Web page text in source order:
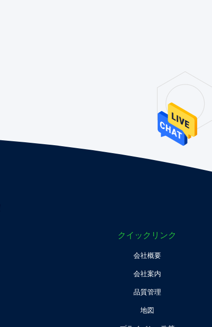
クイックリンク
会社概要
会社案内
品質管理
地図